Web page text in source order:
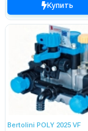
Купить
Bertolini POLY 2025 VF